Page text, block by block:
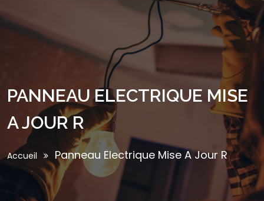
PANNEAU ELECTRIQUE MISE
A JOUR R
Accueil Panneau Electrique Mise A Jour R